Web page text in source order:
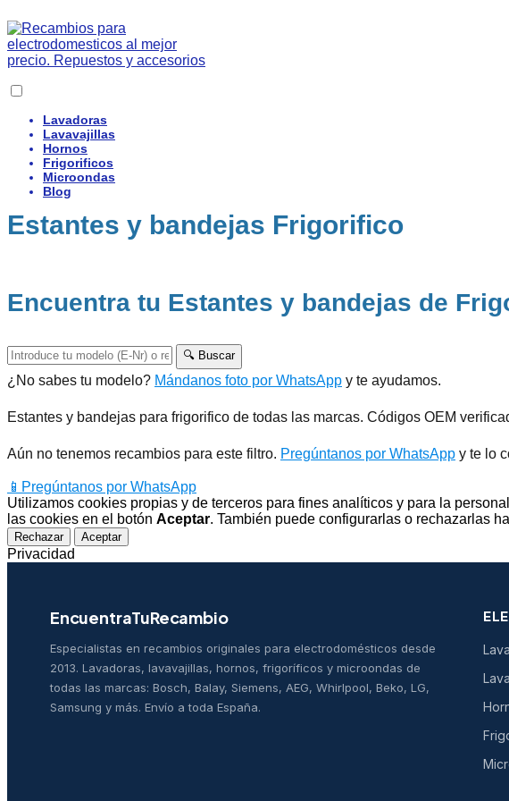
Lavadoras
Lavavajillas
Hornos
Frigorificos
Microondas
Blog
Estantes y bandejas Frigorifico
Encuentra tu Estantes y bandejas de
🔍 Buscar
¿No sabes tu modelo? Mándanos foto por WhatsApp y te ayudamos.
Estantes y bandejas para frigorifico de todas las marcas. Códigos OEM
Aún no tenemos recambios para este filtro. Pregúntanos por WhatsApp y te lo
📱 Pregúntanos por WhatsApp
Utilizamos cookies propias y de terceros para fines analíticos y para la
las cookies en el botón Aceptar. También puede configurarlas o rechazarlas
Rechazar Aceptar
Privacidad
EncuentraTuRecambio
Especialistas en recambios originales para electrodomésticos desde
2013. Lavadoras, lavavajillas, hornos, frigoríficos y microondas de
todas las marcas: Bosch, Balay, Siemens, AEG, Whirlpool, Beko, LG,
Samsung y más. Envío a toda España.